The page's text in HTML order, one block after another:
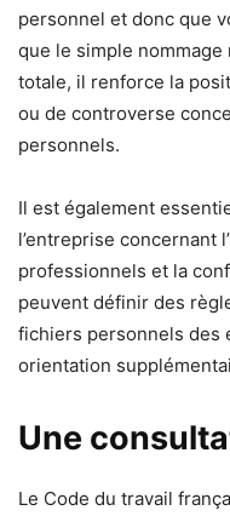
personnel et donc que
que le simple
totale, il renforce la
ou de controverse
personnels.
Il est également
l’entreprise concernant
professionnels et la
peuvent définir des
fichiers personnels des
orientation
Une
Le Code du travail